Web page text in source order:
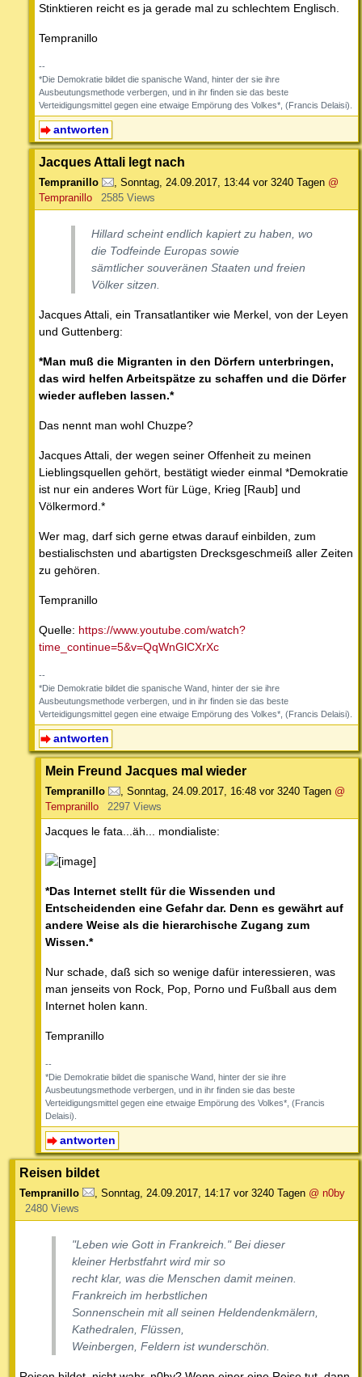
Stinktieren reicht es ja gerade mal zu schlechtem Englisch.
Tempranillo
--
*Die Demokratie bildet die spanische Wand, hinter der sie ihre
Ausbeutungsmethode verbergen, und in ihr finden sie das beste
Verteidigungsmittel gegen eine etwaige Empörung des Volkes*, (Francis Delaisi).
antworten
Jacques Attali legt nach
Tempranillo , Sonntag, 24.09.2017, 13:44 vor 3240 Tagen @
Tempranillo
2585 Views
Hillard scheint endlich kapiert zu haben, wo
die Todfeinde Europas sowie
sämtlicher souveränen Staaten und freien
Völker sitzen.
Jacques Attali, ein Transatlantiker wie Merkel, von der Leyen
und Guttenberg:
*Man muß die Migranten in den Dörfern unterbringen,
das wird helfen Arbeitspätze zu schaffen und die Dörfer
wieder aufleben lassen.*
Das nennt man wohl Chuzpe?
Jacques Attali, der wegen seiner Offenheit zu meinen
Lieblingsquellen gehört, bestätigt wieder einmal *Demokratie
ist nur ein anderes Wort für Lüge, Krieg [Raub] und
Völkermord.*
Wer mag, darf sich gerne etwas darauf einbilden, zum
bestialischsten und abartigsten Drecksgeschmeiß aller Zeiten
zu gehören.
Tempranillo
Quelle: https://www.youtube.com/watch?
time_continue=5&v=QqWnGlCXrXc
--
*Die Demokratie bildet die spanische Wand, hinter der sie ihre
Ausbeutungsmethode verbergen, und in ihr finden sie das beste
Verteidigungsmittel gegen eine etwaige Empörung des Volkes*, (Francis Delaisi).
antworten
Mein Freund Jacques mal wieder
Tempranillo , Sonntag, 24.09.2017, 16:48 vor 3240 Tagen @
Tempranillo
2297 Views
Jacques le fata...äh... mondialiste:
*Das Internet stellt für die Wissenden und
Entscheidenden eine Gefahr dar. Denn es gewährt auf
andere Weise als die hierarchische Zugang zum
Wissen.*
Nur schade, daß sich so wenige dafür interessieren, was
man jenseits von Rock, Pop, Porno und Fußball aus dem
Internet holen kann.
Tempranillo
--
*Die Demokratie bildet die spanische Wand, hinter der sie ihre
Ausbeutungsmethode verbergen, und in ihr finden sie das beste
Verteidigungsmittel gegen eine etwaige Empörung des Volkes*, (Francis
Delaisi).
antworten
Reisen bildet
Tempranillo Sonntag, 24.09.2017, 14:17 vor 3240 Tagen @ n0by
2480 Views
"Leben wie Gott in Frankreich." Bei dieser
kleiner Herbstfahrt wird mir so
recht klar, was die Menschen damit meinen.
Frankreich im herbstlichen
Sonnenschein mit all seinen Heldendenkmälern,
Kathedralen, Flüssen,
Weinbergen, Feldern ist wunderschön.